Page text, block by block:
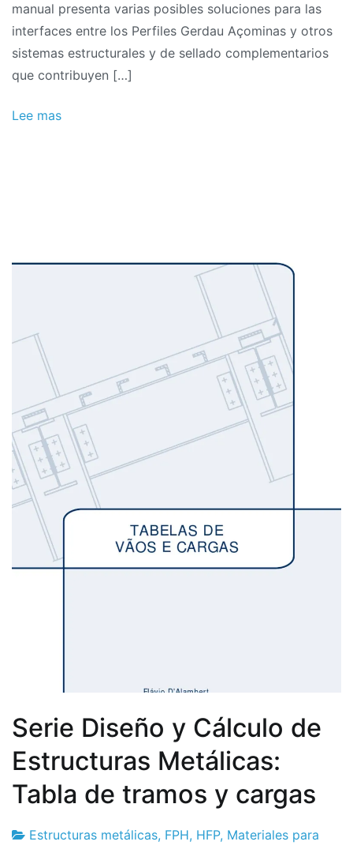
manual presenta varias posibles soluciones para las
interfaces entre los Perfiles Gerdau Açominas y otros
sistemas estructurales y de sellado complementarios
que contribuyen […]
Lee mas
Serie Diseño y Cálculo de
Estructuras Metálicas:
Tabla de tramos y cargas
Estructuras metálicas, FPH, HFP, Materiales para